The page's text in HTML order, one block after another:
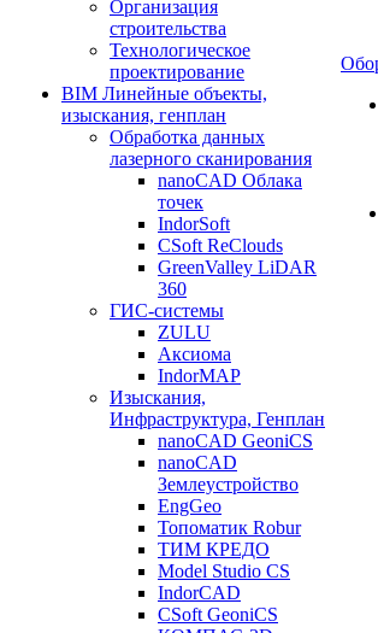
Организация
строительства
Технологическое
проектирование
BIM Линейные объекты,
изыскания, генплан
Обработка данных
лазерного сканирования
nanoCAD Облака
точек
IndorSoft
CSoft ReClouds
GreenValley LiDAR
360
ГИС-системы
ZULU
Аксиома
IndorMAP
Изыскания,
Инфраструктура, Генплан
nanoCAD GeoniCS
nanoCAD
Землеустройство
EngGeo
Топоматик Robur
ТИМ КРЕДО
Model Studio CS
IndorCAD
CSoft GeoniCS